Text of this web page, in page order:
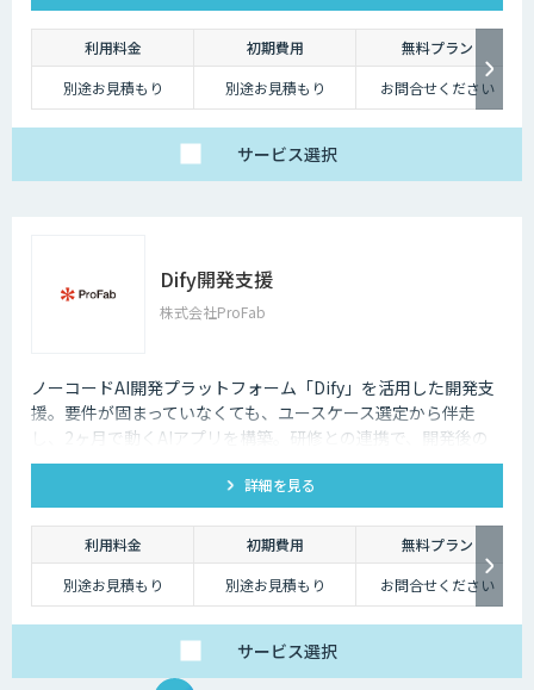
利用料金 初期費用
無料プラン
別途お見積もり
別途お見積もり お問合せください
サービス選択
Dify開発支援
株式会社ProFab
ノーコードAI開発プラットフォーム「Dify」を活用した開発支
援。要件が固まっていなくても、ユースケース選定から伴走
し、2ヶ月で動くAIアプリを構築。研修との連携で、開発後の
内製化・自走までサポートします。
詳細を見る
利用料金 初期費用
無料プラン
別途お見積もり
別途お見積もり お問合せください
サービス選択